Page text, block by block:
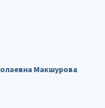
Макшурова